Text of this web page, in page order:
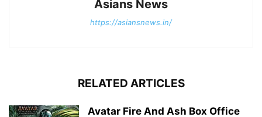
Asians News
https://asiansnews.in/
RELATED ARTICLES
Avatar Fire And Ash Box Office